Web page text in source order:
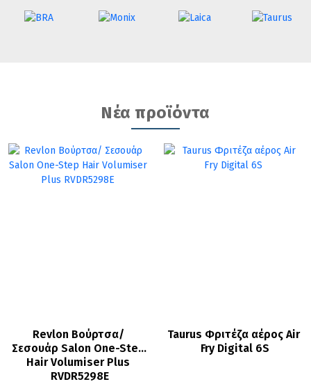
Νέα προϊόντα
Revlon Βούρτσα/
Σεσουάρ Salon One-Step
Hair Volumiser Plus
RVDR5298E
Taurus Φριτέζα αέρος Air
Fry Digital 6S